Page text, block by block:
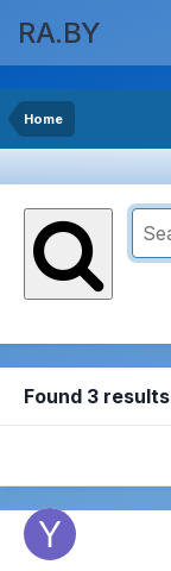
RA.BY
Home
Found 3 results